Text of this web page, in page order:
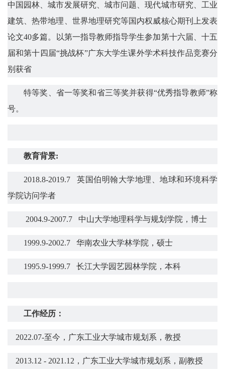
中国园林、城市发展研究、城市问题、现代城市研究、工业
建筑、热带地理、世界地理研究等国内权威核心期刊上发表
论文40多篇。 以第一指导教师指导学生参加第十六届、十五
届和第十四届“挑战杯”广东大学生课外学术科技作品竞赛分
别获省
特等奖、省一等奖和省三等奖并获得“优秀指导教师”称
号。
教育背景:
2018.8-2019.7英国伯明翰大学地理、地球和环境科学
学院访问学者
2004.9-2007.7 中山大学地理科学与规划学院，博士
1999.9-2002.7 华南农业大学林学院，硕士
1995.9-1999.7 长江大学园艺园林学院，本科
工作经历 ：
2022.07-至今， 广东工业大学城市规划系 ，教授
2013.12 - 2021.12 ，广东工业大学城市规划系 ，副教授